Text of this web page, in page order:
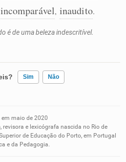
incomparável, inaudito.
é de uma beleza indescritível.
Sim Não
me ajudou
em maio de 2020
revisora e lexicógrafa nascida no Rio de
de Educação do Porto, em Portugal
e da Pedagogia.